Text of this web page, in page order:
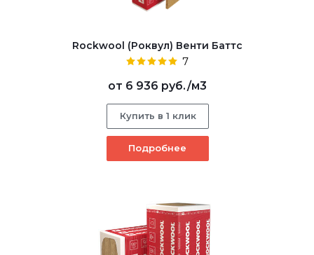
Rockwool (Роквул) Венти Баттс
7
от 6 936 руб./м3
Купить в 1 клик
Подробнее